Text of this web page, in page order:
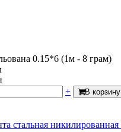
0.15*6 (1м - 8 грам)
+ В корзину